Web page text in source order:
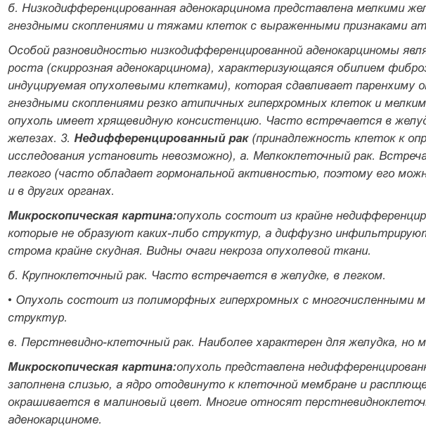
б. Низкодифференцированная аденокарцинома пред­ставлена мелкими
гнездными скоплениями и тя­жами клеток с выраженными признаками
Особой разновидностью низкодифференцирован­ной аденокарциномы
роста (скиррозная аденокарцинома), характеризующая­ся обилием
индуцируемая опухолевыми клетка­ми), которая сдавливает паренхиму
гнездными скопле­ниями резко атипичных гиперхромных клеток и
опухоль имеет хрящевидную консистенцию. Часто встречается в
железах. 3. Недифференцированный рак (принадлежность клеток к
исследования установить невозможно), а. Мелкоклеточный рак.
легкого (часто обладает гормональной активностью, поэтому его
и в других органах.
Микроскопическая картина:опухоль со­стоит из крайне
которые не образуют каких-либо структур, а диффузно
строма крайне скудная. Видны очаги некроза опу­холевой ткани.
б. Крупноклеточный рак. Часто встречается в же­лудке, в легком.
• Опухоль состоит из полиморфных гиперхром­ных с многочисленными
структур.
в. Перстневидно-клеточный рак. Наиболее харак­терен для желудка, но
Микроскопическая картина:опухоль представлена
заполнена слизью, а ядро отодвинуто к клеточ­ной мембране и
окрашивается в малиновый цвет. Многие относят
аденокарциноме.